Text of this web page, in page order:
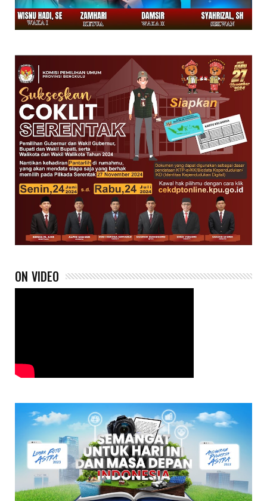
ON VIDEO